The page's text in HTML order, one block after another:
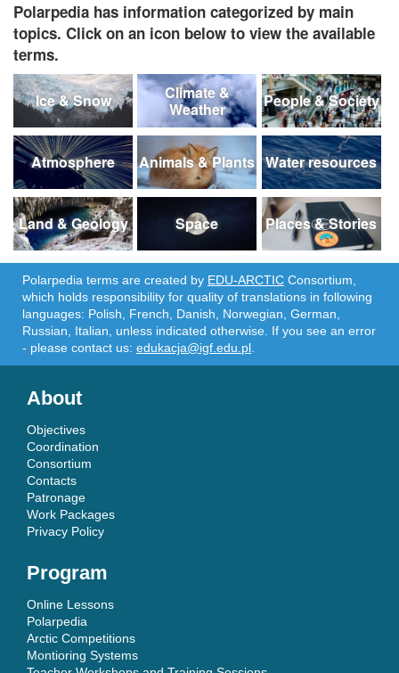
Polarpedia has information categorized by main
topics. Click on an icon below to view the available
terms.
Ice & Snow
Climate &
Weather
People & Society
Atmosphere Animals & Plants Water resources
Land & Geology Space Places & Stories
Polarpedia terms are created by EDU-ARCTIC Consortium,
which holds responsibility for quality of translations in following
languages: Polish, French, Danish, Norwegian, German,
Russian, Italian, unless indicated otherwise. If you see an error
- please contact us: edukacja@igf.edu.pl
About
Objectives
Coordination
Consortium
Contacts
Patronage
Work Packages
Privacy Policy
Program
Online Lessons
Polarpedia
Arctic Competitions
Montioring Systems